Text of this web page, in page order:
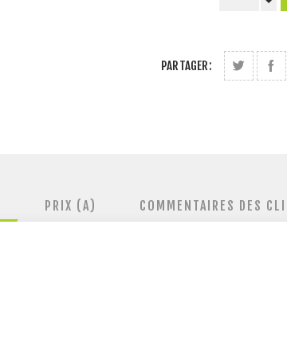
PARTAGER:
PRIX (A) COMMENTAIRES DES